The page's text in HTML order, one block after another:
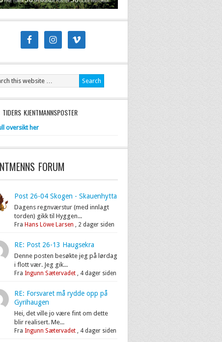
KJENTMANNSPOSTER
oversikt her
FORUM
Post 26-04 Skogen - Skauenhytta
Dagens regnværstur (med innlagt
torden) gikk til Hyggen...
Fra Hans Löwe Larsen , 2 dager siden
RE: Post 26-13 Haugsekra
Denne posten besøkte jeg på lørdag
i flott vær. Jeg gik...
Fra Ingunn Sætervadet, 4 dager siden
RE: Forsvaret må rydde opp på
Gyrihaugen
Hei, det ville jo være fint om dette
blir realisert. Me...
Fra Ingunn Sætervadet, 4 dager siden